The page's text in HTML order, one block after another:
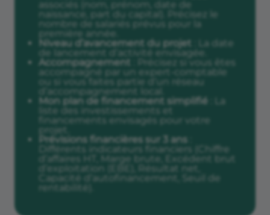
associés (nom, prénom, date de
naissance, part du capital). Précisez le
nombre de salariés prévus pour la
première année.
Niveau d’avancement du projet
: La date
de lancement d’activité envisagée.
Accompagnement
: Précisez si vous êtes
accompagné par un expert-comptable
ou si vous faites partie d’un réseau
d’accompagnement local.
Mon plan de financement simplifié : La
liste des investissements et
financements envisagés pour votre
projet.
Prévisions financières sur 3 ans
Différents indicateurs financiers (Chiffre
d’affaires HT, Marge brute, Excédent brut
d’exploitation (EBE), Résultat net,
Capacité d’autofinancement, Seuil de
rentabilité).